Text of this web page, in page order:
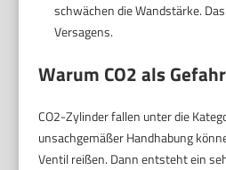
schwächen die Wandstärke.
Versagens.
Warum CO2 als
CO2-Zylinder fallen unter die
unsachgemäßer Handhabung
Ventil reißen. Dann entsteht ein